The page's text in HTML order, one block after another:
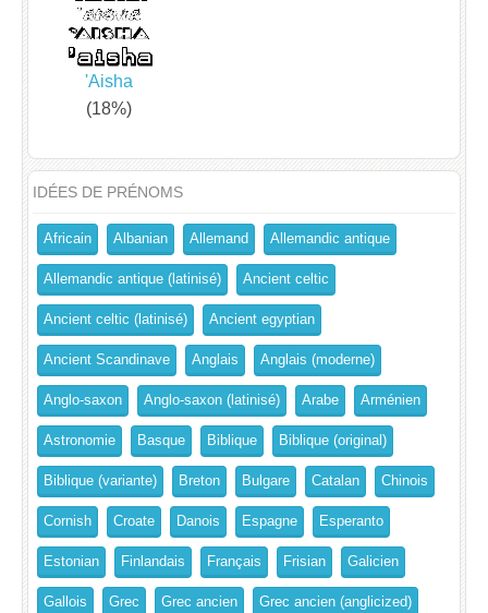
'Aisha
(18%)
IDÉES DE PRÉNOMS
Africain Albanian Allemand Allemandic antique
Allemandic antique (latinisé) Ancient celtic
Ancient celtic (latinisé) Ancient egyptian
Ancient Scandinave Anglais Anglais (moderne)
Anglo-saxon Anglo-saxon (latinisé) Arabe Arménien
Astronomie Basque Biblique Biblique (original)
Biblique (variante) Breton Bulgare Catalan Chinois
Cornish Croate Danois Espagne Esperanto
Estonian Finlandais Français Frisian Galicien
Gallois Grec Grec ancien Grec ancien (anglicized)